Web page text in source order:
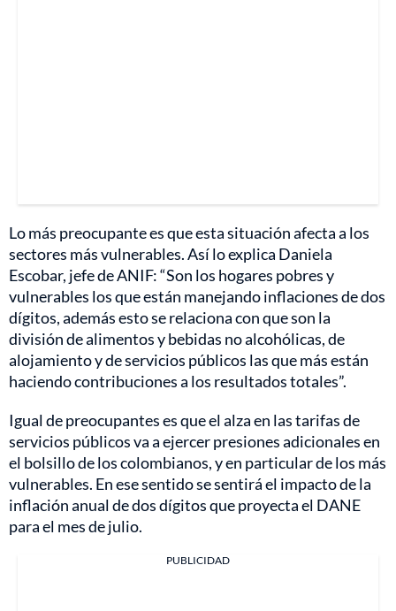
Lo más preocupante es que esta situación afecta a los
sectores más vulnerables. Así lo explica Daniela
Escobar, jefe de ANIF: “Son los hogares pobres y
vulnerables los que están manejando inflaciones de dos
dígitos, además esto se relaciona con que son la
división de alimentos y bebidas no alcohólicas, de
alojamiento y de servicios públicos las que más están
haciendo contribuciones a los resultados totales”.
Igual de preocupantes es que el alza en las tarifas de
servicios públicos va a ejercer presiones adicionales en
el bolsillo de los colombianos, y en particular de los más
vulnerables. En ese sentido se sentirá el impacto de la
inflación anual de dos dígitos que proyecta el DANE
para el mes de julio.
PUBLICIDAD